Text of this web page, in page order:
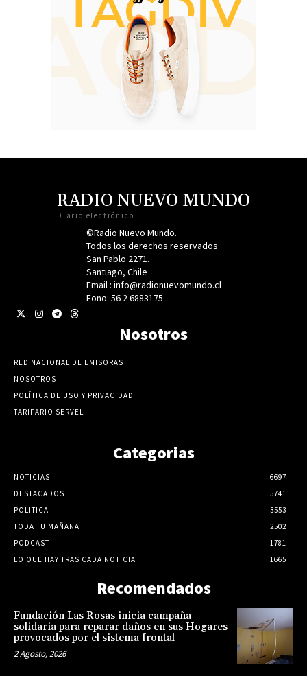
RADIO NUEVO MUNDO
Diario electrónico
©Radio Nuevo Mundo.
Todos los derechos reservados
San Pablo 2271.
Santiago, Chile
Email : info@radionuevomundo.cl
Fono: 56 2 6883175
Nosotros
RED NACIONAL DE EMISORAS
NOSOTROS
POLÍTICA DE USO Y PRIVACIDAD
TARIFARIO SERVEL
Categorias
NOTICIAS
6697
DESTACADOS
5741
POLITICA
3553
TODA TU MAÑANA
2502
PODCAST
1781
LO QUE HAY TRAS CADA NOTICIA
1665
Recomendados
Fundación Las Rosas inicia campaña
solidaria para reparar daños en sus Hogares
provocados por el sistema frontal
2 Agosto, 2026